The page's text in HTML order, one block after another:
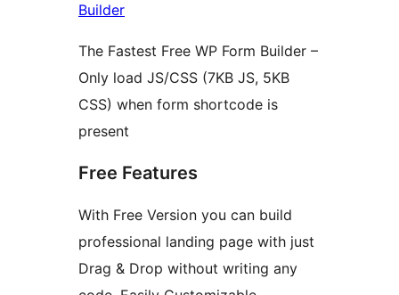
Builder
The Fastest Free WP Form Builder –
Only load JS/CSS (7KB JS, 5KB
CSS) when form shortcode is
present
Free Features
With Free Version you can build
professional landing page with just
Drag & Drop without writing any